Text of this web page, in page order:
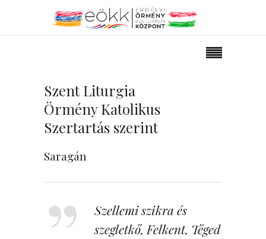
Szent Liturgia
Örmény Katolikus
Szertartás szerint
Saragán
Szellemi szikra és
szegletkő, Felkent, Téged